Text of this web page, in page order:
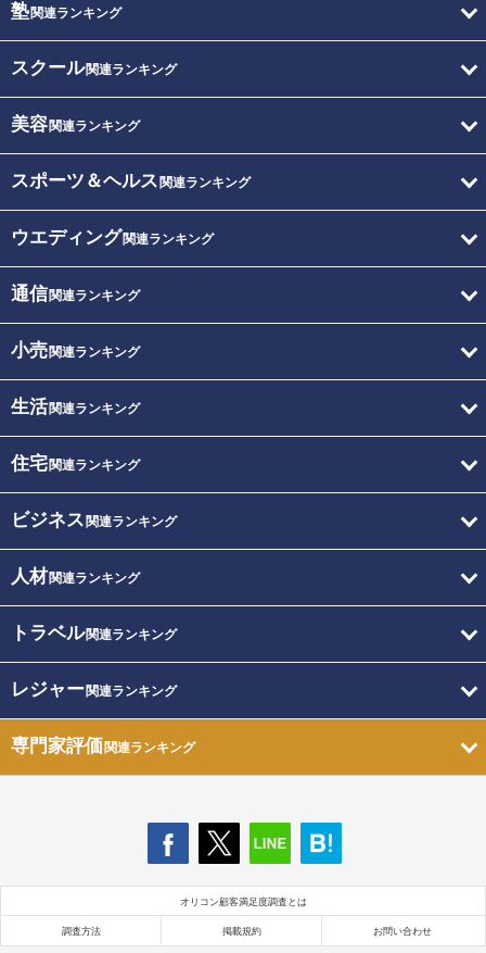
塾関連ランキング
スクール関連ランキング
美容関連ランキング
スポーツ＆ヘルス 関連ランキング
ウエディング関連ランキング
通信関連ランキング
小売関連ランキング
生活関連ランキング
住宅関連ランキング
ビジネス 関連ランキング
人材関連ランキング
トラベル関連ランキング
レジャー関連ランキング
専門家評価関連ランキング
オリコン顧客満足度調査とは
調査方法 掲載規約 お問い合わせ